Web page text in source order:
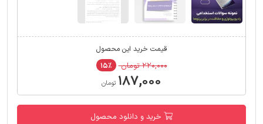
قیمت خرید این محصول
۲۲۰,۰۰۰ تومان ۱۵٪
۱۸۷,۰۰۰ تومان
خرید و دانلود محصول